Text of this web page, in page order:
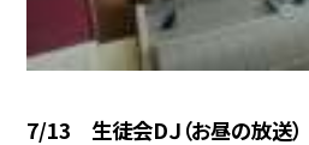
7/13 生徒会DＪ（お昼の放送）